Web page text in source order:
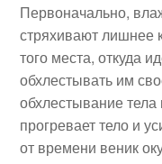
Первоначально,
стряхивают лишнее
того места, откуда
обхлестывать им
обхлестывание
прогревает тело и
от времени веник